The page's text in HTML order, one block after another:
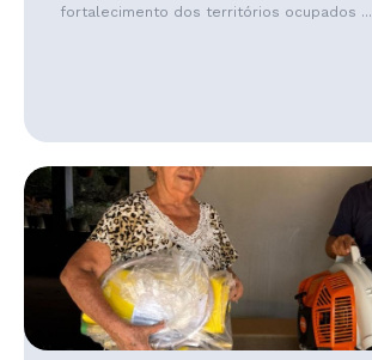
fortalecimento dos territórios ocupados ...